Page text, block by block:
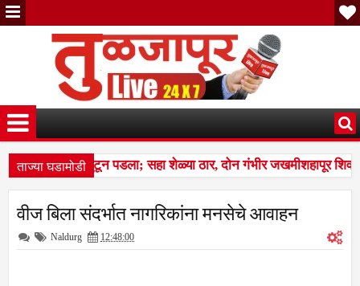
ताज्या घडामोडी
कळप शेळ्यांवर तुटून पडला; सहा शेळ्या ठार, दोन गंभीर जखमीशहापूर
बस देतो' म्हणत १७ लाखांचा गंडा; तुळजापूर तालुक्यातील दाम्पत्याची
कळप शेळ्यांवर तुटून पडला; सहा शेळ्या ठार, दोन गंभीर जखमीशहापूर
वीज बिला संदर्भात नागरिकांना मनसेचे आवाहन
Naldurg 12:48:00